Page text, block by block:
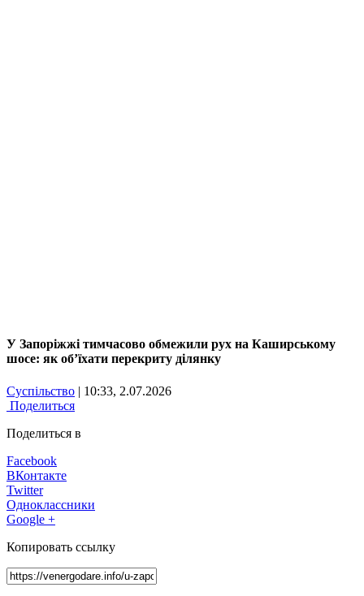
У Запоріжжі тимчасово обмежили рух на Каширському
шосе: як об’їхати перекриту ділянку
Суспільство | 10:33, 2.07.2026
Поделиться
Поделиться в
Facebook
ВКонтакте
Twitter
Одноклассники
Google +
Копировать ссылку